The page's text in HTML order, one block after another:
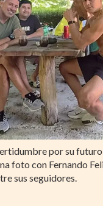
por su futuro
foto con Fernando
sus seguidores.